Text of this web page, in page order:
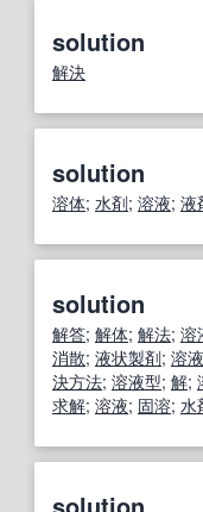
solution
解決
solution
溶体; 水剤; 溶液; 液
solution
解答; 解体; 解法; 溶
消散; 液状製剤; 溶液
決方法; 溶液型; 解;
求解; 溶液; 固溶; 水